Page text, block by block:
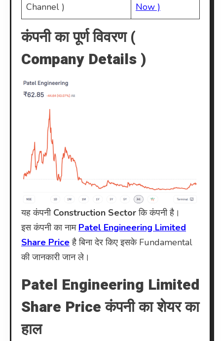
Channel )
Now )
कंपनी का पूर्ण विवरण (
Company Details )
यह कंपनी Construction Sectorकि कंपनी है।
इस कंपनी का नाम Patel Engineering Limited
Share Priceहै बिना देर किए इसके Fundamental
की जानकारी जान ले।
Patel Engineering Limited
Share Price कंपनी का शेयर का
हाल